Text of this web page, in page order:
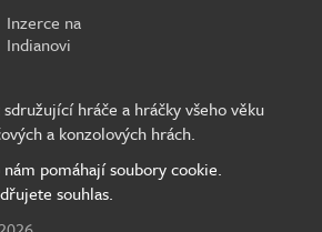
Inzerce na
Indianovi
hráče a hráčky všeho věku
a konzolových hrách.
pomáhají soubory cookie.
souhlas.